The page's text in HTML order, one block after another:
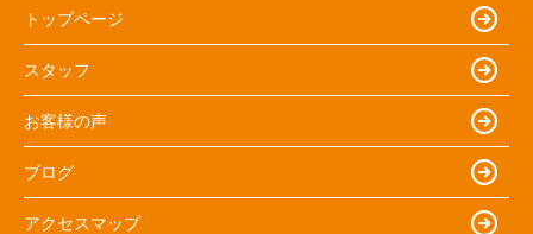
トップページ
スタッフ
お客様の声
ブログ
アクセスマップ